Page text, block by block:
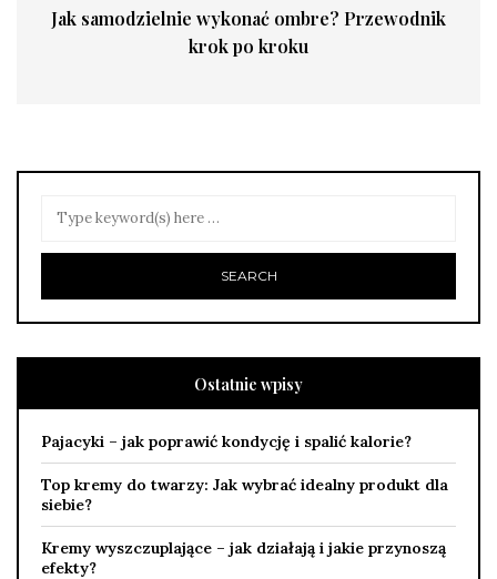
Jak samodzielnie wykonać ombre? Przewodnik
krok po kroku
Ostatnie wpisy
Pajacyki – jak poprawić kondycję i spalić kalorie?
Top kremy do twarzy: Jak wybrać idealny produkt dla
siebie?
Kremy wyszczuplające – jak działają i jakie przynoszą
efekty?